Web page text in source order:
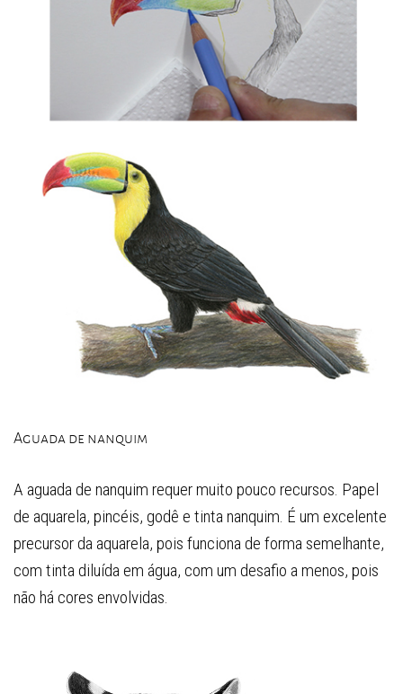
Aguada de nanquim
A aguada de nanquim requer muito pouco recursos. Papel
de aquarela, pincéis, godê e tinta nanquim. É um excelente
precursor da aquarela, pois funciona de forma semelhante,
com tinta diluída em água, com um desafio a menos, pois
não há cores envolvidas.